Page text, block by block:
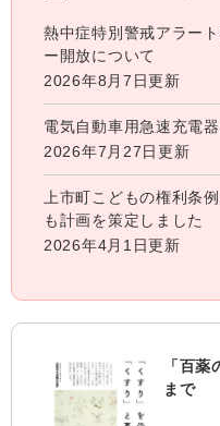
熱中症特別警戒アラー
ー開放について
2026年8月7日更新
電気自動車用急速充電
2026年7月27日更新
上市町こどもの権利条
も計画を策定しました
2026年4月1日更新
「百
まで